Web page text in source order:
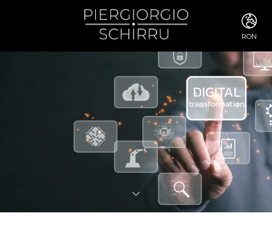
RON
ENG
FRA
ESP
RUS
CHI